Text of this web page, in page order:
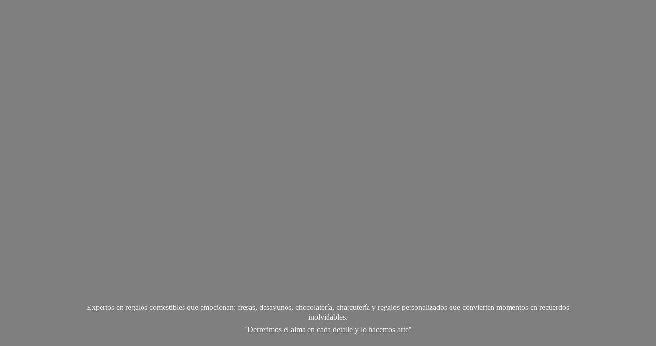
Expertos en regalos comestibles que emocionan: fresas, desayunos, chocolatería, charcutería y regalos personalizados que convierten momentos en recuerdos
inolvidables.
"Derretimos el alma en cada detalle y lo hacemos arte"